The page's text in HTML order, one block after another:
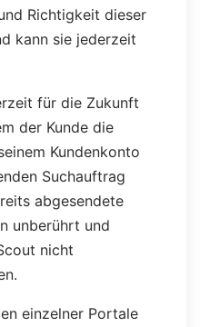
Richtigkeit dieser
kann sie jederzeit
für die Zukunft
der Kunde die
Kundenkonto
Suchauftrag
abgesendete
unberührt und
nicht
einzelner Portale